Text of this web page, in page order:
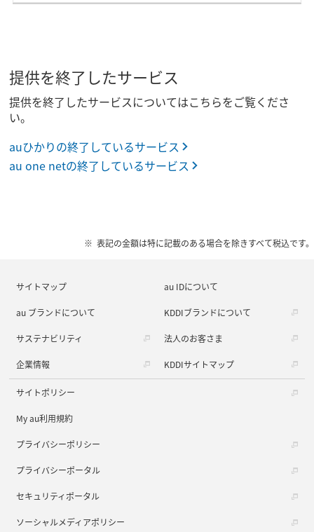
提供を終了したサービス
提供を終了したサービスについてはこちらをご覧くださ
い。
auひかりの終了しているサービス
au one netの終了しているサービス
表記の金額は特に記載のある場合を除きすべて税込です。
サイトマップ au IDについて
au ブランドについて KDDIブランドについて
サステナビリティ 法人のお客さま
企業情報 KDDIサイトマップ
サイトポリシー
My au利用規約
プライバシーポリシー
プライバシーポータル
セキュリティポータル
ソーシャルメディアポリシー